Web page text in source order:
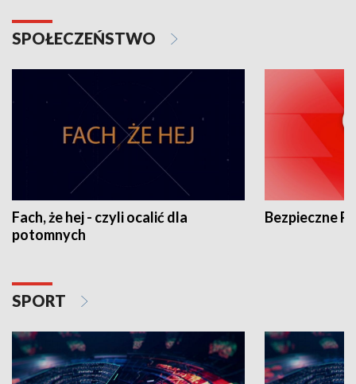
SPOŁECZEŃSTWO
Fach, że hej - czyli ocalić dla
potomnych
Bezpieczne
SPORT